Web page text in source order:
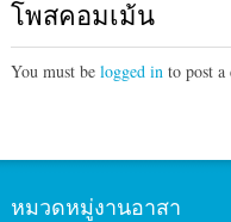
โพสคอมเม้น
You must be logged into post a
หมวดหมู่งานอาสา